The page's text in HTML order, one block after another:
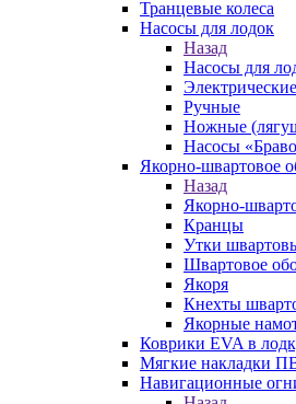
Транцевые колеса
Насосы для лодок
Назад
Насосы для
Электрические
Ручные
Ножные
Насосы
Якорно-швартовое
Назад
Якорно-
Кранцы
Утки
Швартовое
Якоря
Кнехты
Якорные
Коврики EVA в
Мягкие накладки
Навигационные